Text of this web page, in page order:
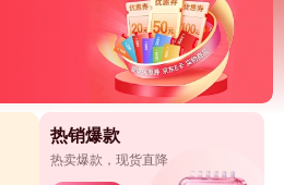
热销爆款
热卖爆款，现货直降